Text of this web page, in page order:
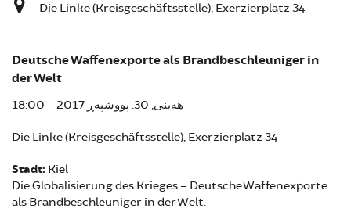
Die Linke (Kreisgeschäftsstelle), Exerzierplatz 34
Deutsche Waffenexporte als Brandbeschleuniger in
der Welt
هەینی, 30. پووشپەڕ 2017 - 18:00
Die Linke (Kreisgeschäftsstelle), Exerzierplatz 34
Stadt: Kiel
Die Globalisierung des Krieges – Deutsche Waffenexporte
als Brandbeschleuniger in der Welt.